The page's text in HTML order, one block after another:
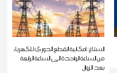
الستاغ: إمكانية القطع الدوري للكهرباء
من الساعة الواحدة الى الساعة الرابعة
بعد الزوال